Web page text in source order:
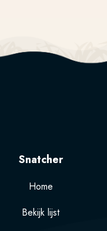
Snatcher
Home
Bekijk lijst